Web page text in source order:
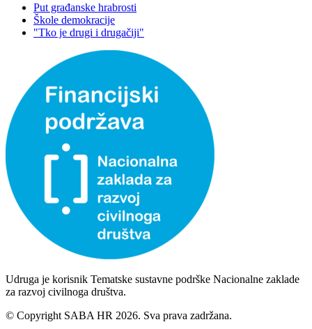
Put građanske hrabrosti
Škole demokracije
"Tko je drugi i drugačiji"
Udruga je korisnik Tematske sustavne podrške Nacionalne zaklade
za razvoj civilnoga društva.
© Copyright SABA HR 2026. Sva prava zadržana.